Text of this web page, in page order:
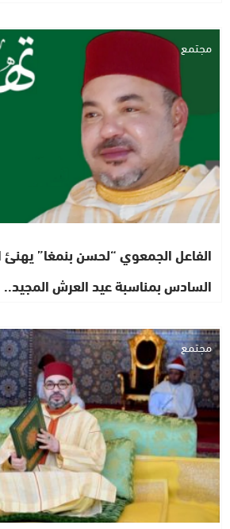
مجتمع
الفاعل الجمعوي “لحسن بنمغا”
السادس بمناسبة عيد العرش المجيد..
مجتمع